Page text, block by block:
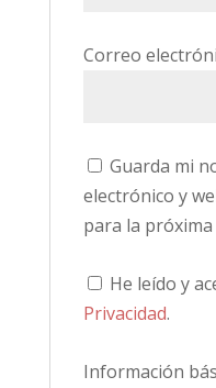
Correo
Guarda mi
electrónico y
para la
He leído y
Privacidad.
Información